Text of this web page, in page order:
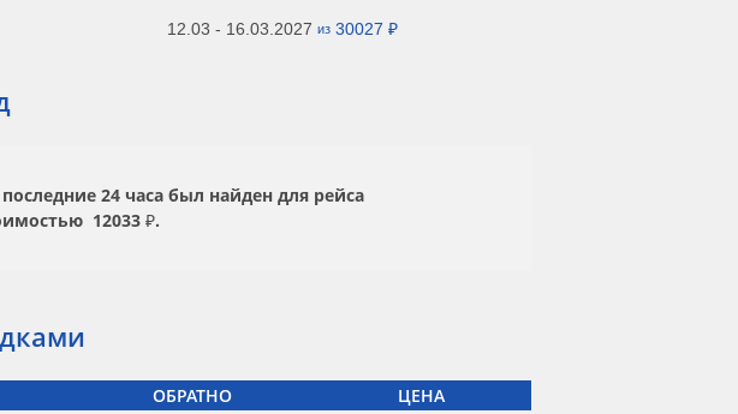
12.03 - 16.03.2027 из 30027 ₽
24 часа был найден для рейса
12033 ₽.
ОБРАТНО ЦЕНА